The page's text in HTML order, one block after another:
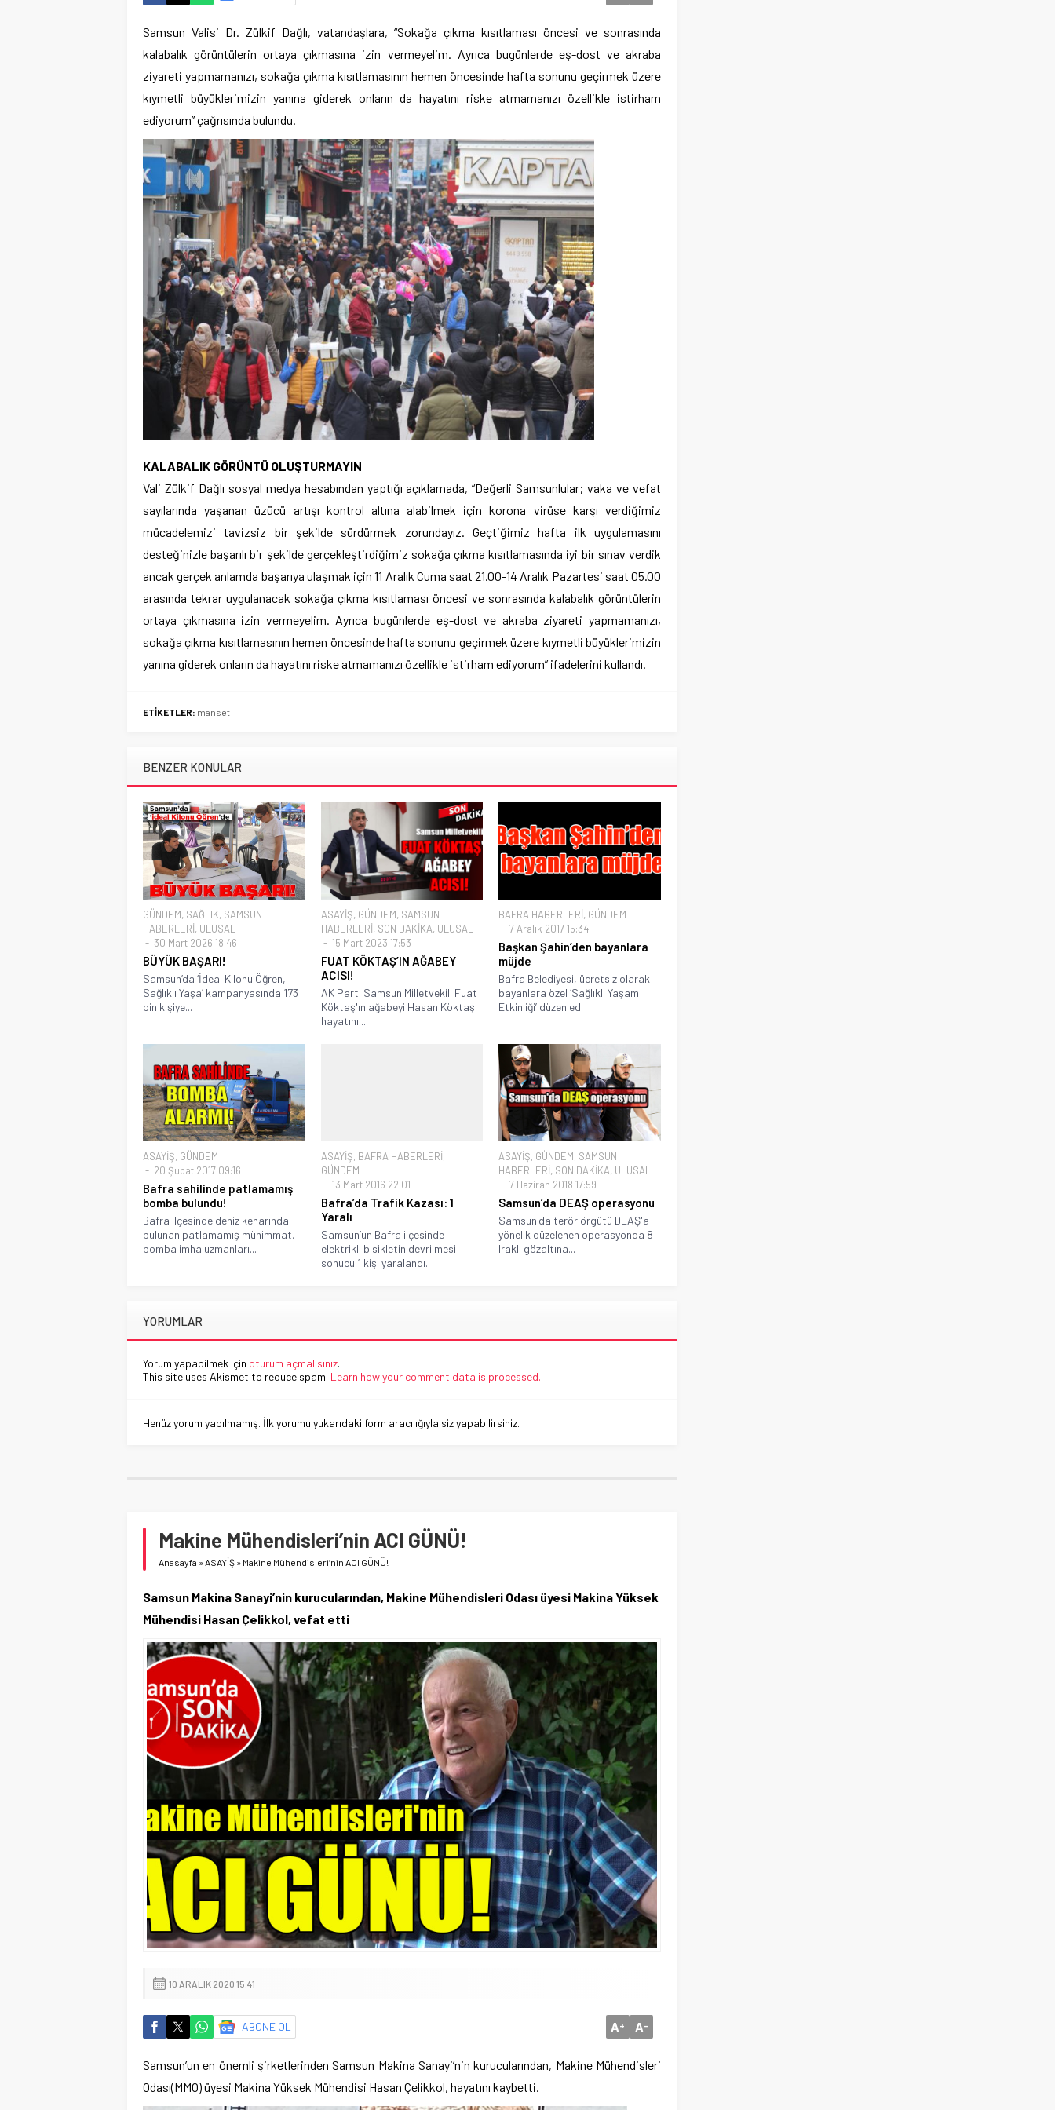
Samsun Valisi Dr. Zülkif Dağlı, vatandaşlara, “Sokağa çıkma kısıtlaması öncesi ve sonrasında
kalabalık görüntülerin ortaya çıkmasına izin vermeyelim. Ayrıca bugünlerde eş-dost ve akraba
ziyareti yapmamanızı, sokağa çıkma kısıtlamasının hemen öncesinde hafta sonunu geçirmek üzere
kıymetli büyüklerimizin yanına giderek onların da hayatını riske atmamanızı özellikle istirham
ediyorum” çağrısında bulundu.
KALABALIK GÖRÜNTÜ OLUŞTURMAYIN
Vali Zülkif Dağlı sosyal medya hesabından yaptığı açıklamada, “Değerli Samsunlular; vaka ve vefat
sayılarında yaşanan üzücü artışı kontrol altına alabilmek için korona virüse karşı verdiğimiz
mücadelemizi tavizsiz bir şekilde sürdürmek zorundayız. Geçtiğimiz hafta ilk uygulamasını
desteğinizle başarılı bir şekilde gerçekleştirdiğimiz sokağa çıkma kısıtlamasında iyi bir sınav verdik
ancak gerçek anlamda başarıya ulaşmak için 11 Aralık Cuma saat 21.00-14 Aralık Pazartesi saat 05.00
arasında tekrar uygulanacak sokağa çıkma kısıtlaması öncesi ve sonrasında kalabalık görüntülerin
ortaya çıkmasına izin vermeyelim. Ayrıca bugünlerde eş-dost ve akraba ziyareti yapmamanızı,
sokağa çıkma kısıtlamasının hemen öncesinde hafta sonunu geçirmek üzere kıymetli büyüklerimizin
yanına giderek onların da hayatını riske atmamanızı özellikle istirham ediyorum” ifadelerini kullandı.
ETİKETLER: manset
BENZER KONULAR
GÜNDEM, SAĞLIK, SAMSUN
HABERLERİ, ULUSAL
30 Mart 2026 18:46
BÜYÜK BAŞARI!
Samsun’da ‘İdeal Kilonu Öğren,
Sağlıklı Yaşa’ kampanyasında 173
bin kişiye...
ASAYİŞ, GÜNDEM, SAMSUN
HABERLERİ, SON DAKİKA, ULUSAL
15 Mart 2023 17:53
FUAT KÖKTAŞ’IN AĞABEY
ACISI!
AK Parti Samsun Milletvekili Fuat
Köktaş'ın ağabeyi Hasan Köktaş
hayatını...
BAFRA HABERLERİ, GÜNDEM
7 Aralık 2017 15:34
Başkan Şahin’den bayanlara
müjde
Bafra Belediyesi, ücretsiz olarak
bayanlara özel ‘Sağlıklı Yaşam
Etkinliği’ düzenledi
ASAYİŞ, GÜNDEM
20 Şubat 2017 09:16
Bafra sahilinde patlamamış
bomba bulundu!
Bafra ilçesinde deniz kenarında
bulunan patlamamış mühimmat,
bomba imha uzmanları...
ASAYİŞ, BAFRA HABERLERİ,
GÜNDEM
13 Mart 2016 22:01
Bafra’da Trafik Kazası: 1
Yaralı
Samsun’un Bafra ilçesinde
elektrikli bisikletin devrilmesi
sonucu 1 kişi yaralandı.
ASAYİŞ, GÜNDEM, SAMSUN
HABERLERİ, SON DAKİKA, ULUSAL
7 Haziran 2018 17:59
Samsun’da DEAŞ operasyonu
Samsun'da terör örgütü DEAŞ'a
yönelik düzelenen operasyonda 8
Iraklı gözaltına...
YORUMLAR
Yorum yapabilmek için oturum açmalısınız.
This site uses Akismet to reduce spam. Learn how your comment data is processed.
Henüz yorum yapılmamış. İlk yorumu yukarıdaki form aracılığıyla siz yapabilirsiniz.
Makine Mühendisleri’nin ACI GÜNÜ!
Anasayfa »ASAYİŞ » Makine Mühendisleri’nin ACI GÜNÜ!
Samsun Makina Sanayi’nin kurucularından, Makine Mühendisleri Odası üyesi Makina Yüksek
Mühendisi Hasan Çelikkol, vefat etti
10 ARALIK 2020 15:41
ABONE OL A+ A-
Samsun’un en önemli şirketlerinden Samsun Makina Sanayi’nin kurucularından, Makine Mühendisleri
Odası(MMO) üyesi Makina Yüksek Mühendisi Hasan Çelikkol, hayatını kaybetti.